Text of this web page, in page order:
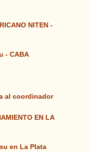
NITEN -
- CABA
al coordinador
EN LA
en La Plata